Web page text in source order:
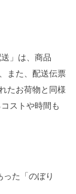
」は、商品
また、配送伝票
たお荷物と同様
ストや時間も
た「のぼり